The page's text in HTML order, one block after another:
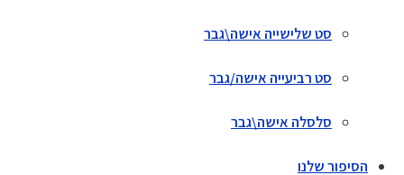
סט שלישייה אישה\גבר
סט רביעייה אישה/גבר
סלסלה אישה\גבר
הסיפור שלנו